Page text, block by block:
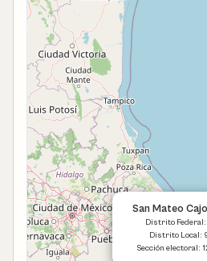
San Mateo
Distrito Federal:
Distrito Local:
Sección electoral: